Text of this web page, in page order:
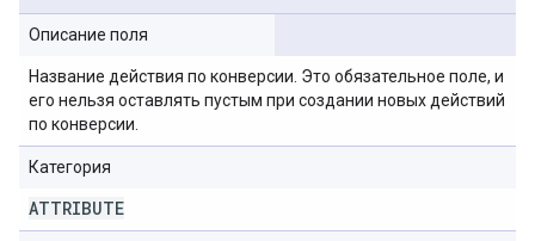
Описание поля
Название действия по конверсии. Это обязательное поле, и
его нельзя оставлять пустым при создании новых действий
по конверсии.
Категория
ATTRIBUTE